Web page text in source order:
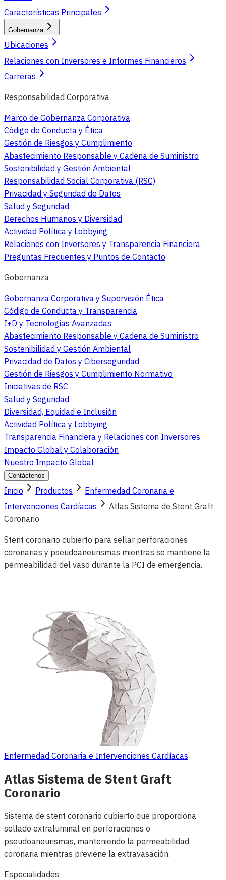
Características Principales
Gobernanza
Ubicaciones
Relaciones con Inversores e Informes Financieros
Carreras
Responsabilidad Corporativa
Marco de Gobernanza Corporativa
Código de Conducta y Ética
Gestión de Riesgos y Cumplimiento
Abastecimiento Responsable y Cadena de Suministro
Sostenibilidad y Gestión Ambiental
Responsabilidad Social Corporativa (RSC)
Privacidad y Seguridad de Datos
Salud y Seguridad
Derechos Humanos y Diversidad
Actividad Política y Lobbying
Relaciones con Inversores y Transparencia Financiera
Preguntas Frecuentes y Puntos de Contacto
Gobernanza
Gobernanza Corporativa y Supervisión Ética
Código de Conducta y Transparencia
I+D y Tecnologías Avanzadas
Abastecimiento Responsable y Cadena de Suministro
Sostenibilidad y Gestión Ambiental
Privacidad de Datos y Ciberseguridad
Gestión de Riesgos y Cumplimiento Normativo
Iniciativas de RSC
Salud y Seguridad
Diversidad, Equidad e Inclusión
Actividad Política y Lobbying
Transparencia Financiera y Relaciones con Inversores
Impacto Global y Colaboración
Nuestro Impacto Global
Contáctenos
Inicio Productos
Enfermedad Coronaria e
Intervenciones Cardíacas
Atlas Sistema de Stent Graft
Coronario
Stent coronario cubierto para sellar perforaciones
coronarias y pseudoaneurismas mientras se mantiene la
permeabilidad del vaso durante la PCI de emergencia.
Enfermedad Coronaria e Intervenciones Cardíacas
Atlas Sistema de Stent Graft
Coronario
Sistema de stent coronario cubierto que proporciona
sellado extraluminal en perforaciones o
pseudoaneurismas, manteniendo la permeabilidad
coronaria mientras previene la extravasación.
Especialidades